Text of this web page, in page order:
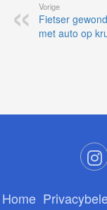
Vorige
Fietser
met auto op
Home